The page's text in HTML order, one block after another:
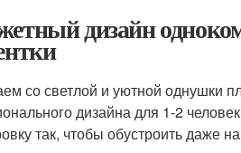
дизайн
со светлой и уютной однушки
дизайна для 1-2
так, чтобы обустроить даже